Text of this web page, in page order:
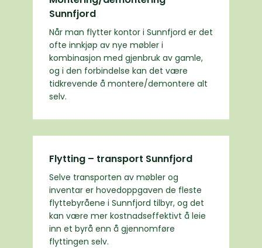
Sunnfjord
Når man flytter kontor i Sunnfjord er det
ofte innkjøp av nye møbler i
kombinasjon med gjenbruk av gamle,
og i den forbindelse kan det være
tidkrevende å montere/demontere alt
selv.
Flytting – transport Sunnfjord
Selve transporten av møbler og
inventar er hovedoppgaven de fleste
flyttebyråene i Sunnfjord tilbyr, og det
kan være mer kostnadseffektivt å leie
inn et byrå enn å gjennomføre
flyttingen selv.